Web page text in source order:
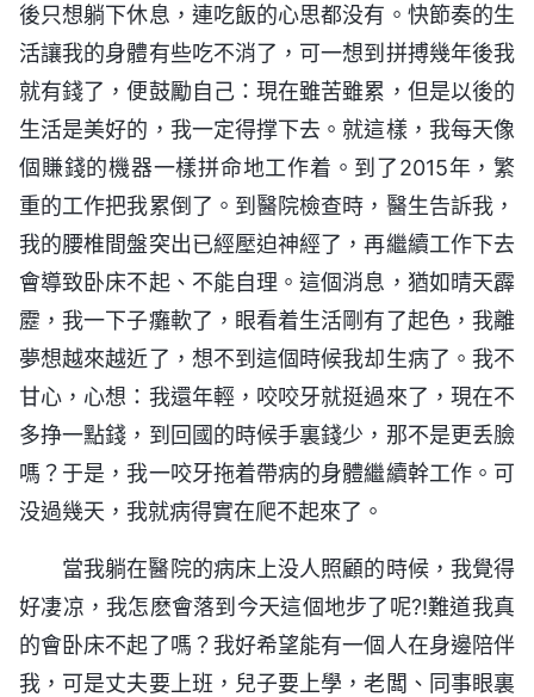
後只想躺下休息，連吃飯的心思都没有。快節奏的生
活讓我的身體有些吃不消了，可一想到拼搏幾年後我
就有錢了，便鼓勵自己：現在雖苦雖累，但是以後的
生活是美好的，我一定得撑下去。就這樣，我每天像
個賺錢的機器一樣拼命地工作着。到了2015年，繁
重的工作把我累倒了。到醫院檢查時，醫生告訴我，
我的腰椎間盤突出已經壓迫神經了，再繼續工作下去
會導致卧床不起、不能自理。這個消息，猶如晴天霹
靂，我一下子癱軟了，眼看着生活剛有了起色，我離
夢想越來越近了，想不到這個時候我却生病了。我不
甘心，心想：我還年輕，咬咬牙就挺過來了，現在不
多挣一點錢，到回國的時候手裏錢少，那不是更丢臉
嗎？于是，我一咬牙拖着帶病的身體繼續幹工作。可
没過幾天，我就病得實在爬不起來了。
當我躺在醫院的病床上没人照顧的時候，我覺得
好凄凉，我怎麽會落到今天這個地步了呢?!難道我真
的會卧床不起了嗎？我好希望能有一個人在身邊陪伴
我，可是丈夫要上班，兒子要上學，老闆、同事眼裏